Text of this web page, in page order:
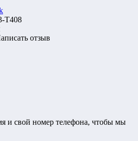
T408
отзыв
и свой номер телефона, чтобы мы